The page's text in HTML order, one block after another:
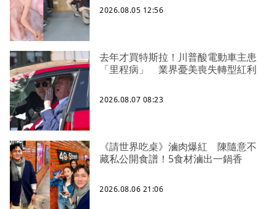
2026.08.05 12:56
去年才買特斯拉！川普酸電動車主患
「里程病」 業界憂美喪失轉型紅利
2026.08.07 08:23
《請世界吃桌》滷肉爆紅 陳隨意不
藏私公開食譜！5食材滷出一鍋香
2026.08.06 21:06